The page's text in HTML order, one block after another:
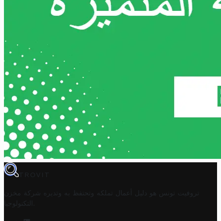
TROVIT
تروفيت تونس هو دليل أعمال تملكه وتحتفظ به وتديره
شركة مخزن
التكنولوجيا